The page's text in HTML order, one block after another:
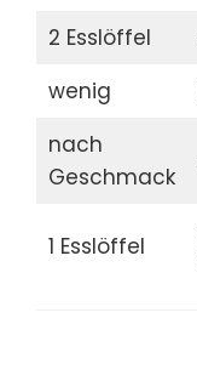
2 Esslöffel
wenig
nach
Geschmack
1 Esslöffel